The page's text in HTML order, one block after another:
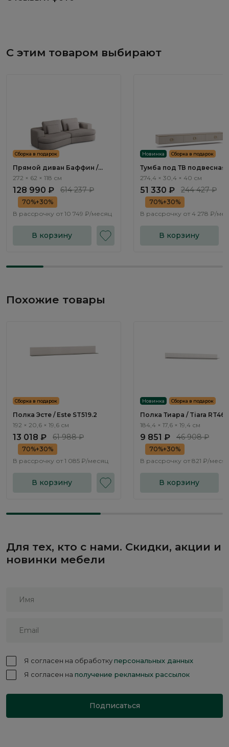
С этим товаром выбирают
Сборка в подарок
Прямой диван Баффин /
Baffin ММ113.65 с механизмом
272 × 62 × 118 см
128 990 ₽ 614 237 ₽
70%+30%
В рассрочку от 10 749 ₽/месяц
В корзину
Новинка Сборка в подарок
Тумба под ТВ подвесная
Тиара / Tiara RT413.3
274,4 × 30,4 × 40 см
51 330 ₽ 244 427 ₽
70%+30%
В рассрочку от 4 278 ₽/
В корзину
Похожие товары
Сборка в подарок
Полка Эсте / Este ST519.2
192 × 20,6 × 19,6 см
13 018 ₽ 61 988 ₽
70%+30%
В рассрочку от 1 085 ₽/месяц
В корзину
Новинка Сборка в подарок
Полка Тиара / Tiara
184,4 × 17,6 × 19,4 см
9 851 ₽ 46 908 ₽
70%+30%
В рассрочку от 821 ₽/
В корзину
Для тех, кто с нами. Скидки, акции и
новинки мебели
Я согласен на обработкуперсональных данных
Я согласен на получение рекламных рассылок
Подписаться